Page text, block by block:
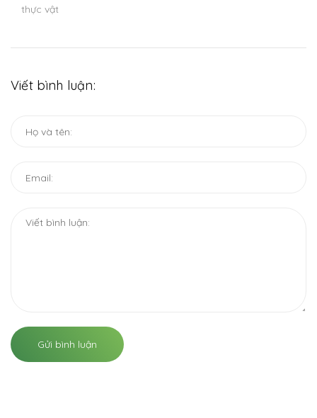
thực vật
Viết bình luận:
Gửi bình luận